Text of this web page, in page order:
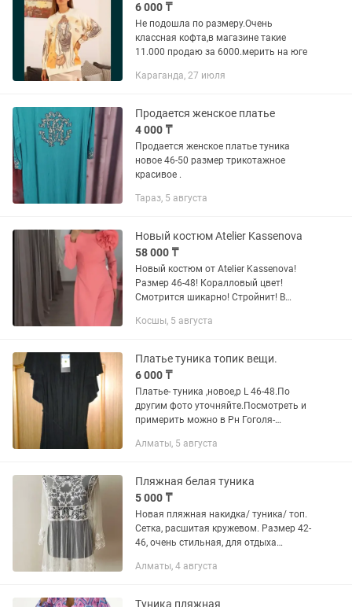
6 000 ₸
Не подошла по размеру.Очень
классная кофта,в магазине такие
11.000 продаю за 6000.мерить на юге
Караганда, 27 июля
Продается женское платье
4 000 ₸
Продается женское платье туника
новое 46-50 размер трикотажное
красивое .
Тараз, 5 августа
Новый костюм Atelier Kassenova
58 000 ₸
Новый костюм от Atelier Kassenova!
Размер 46-48! Коралловый цвет!
Смотрится шикарно! Стройнит! В
Можно носить по отдельности!
Косшы, 5 августа
Платье туника топик вещи.
6 000 ₸
Платье- туника ,новое,р L 46-48.По
другим фото уточняйте.Посмотреть и
примерить можно в Рн Гоголя-
Алматы, 5 августа
Пляжная белая туника
5 000 ₸
Новая пляжная накидка/ туника/ топ.
Сетка, расшитая кружевом. Размер 42-
46, очень стильная, для отдыха
за беременности, отпуск был отложен.
Алматы, 4 августа
Туника пляжная